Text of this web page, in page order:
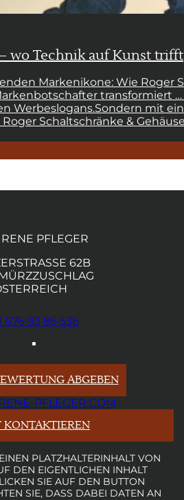
wo Technik auf Kunst trifft
Markenikone: Wie Roger
transformiert
Werbeslogans.Sondern mit
Roger Schaltschränke &
PFLEGER
62B
676 93 86 536
ABGEBEN
PFLEGER.COM
KONTAKTIEREN
PLATZHALTERINHALT VON
DEN EIGENTLICHEN INHALT
SIE AUF DEN BUTTON
SIE, DASS DABEI DATEN AN